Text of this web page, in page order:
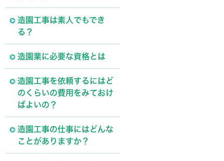
造園工事は素人でもでき
る？
造園業に必要な資格とは
造園工事を依頼するにはど
のくらいの費用をみておけ
ばよいの？
造園工事の仕事にはどんな
ことがありますか？